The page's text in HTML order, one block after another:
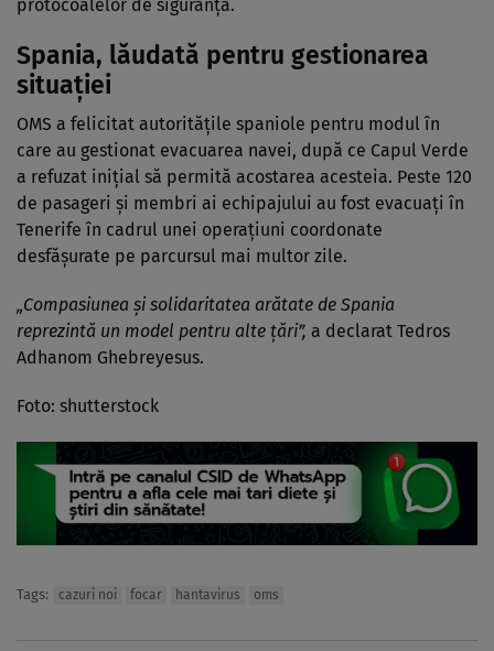
protocoalelor de siguranță.
Spania, lăudată pentru gestionarea
situației
OMS a felicitat autoritățile spaniole pentru modul în
care au gestionat evacuarea navei, după ce Capul Verde
a refuzat inițial să permită acostarea acesteia. Peste 120
de pasageri și membri ai echipajului au fost evacuați în
Tenerife în cadrul unei operațiuni coordonate
desfășurate pe parcursul mai multor zile.
„Compasiunea și solidaritatea arătate de Spania
reprezintă un model pentru alte țări”, a declarat Tedros
Adhanom Ghebreyesus.
Foto: shutterstock
Tags: cazuri noi focar hantavirus oms